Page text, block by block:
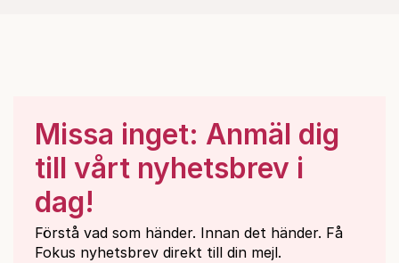
Missa inget: Anmäl dig
till vårt nyhetsbrev i
dag!
Förstå vad som händer. Innan det händer. Få
Fokus nyhetsbrev direkt till din mejl.